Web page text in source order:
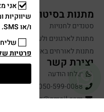
מתנות בסיטונאות
סטנדים לחנויות
מתנות לארגונים ולעובדים
מתנות לאורחים באירועים
יצירת קשר
שלחו הודעה
050-599-0088
hugandtag@gmail.com
אני
ו/או SMS.
פרטיות